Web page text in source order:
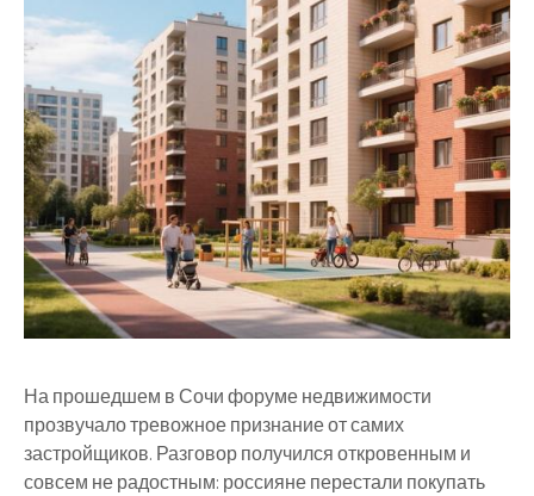
На прошедшем в Сочи форуме недвижимости
прозвучало тревожное признание от самих
застройщиков. Разговор получился откровенным и
совсем не радостным: россияне перестали покупать